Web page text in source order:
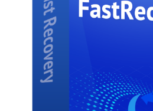
Системные программы